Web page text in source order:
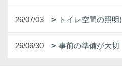
26/07/03 トイレ空間の照明
26/06/30 事前の準備が大切